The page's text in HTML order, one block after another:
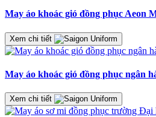
May áo khoác gió đồng phục Aeon
Xem chi tiết
May áo khoác gió đồng phục ngân
Xem chi tiết